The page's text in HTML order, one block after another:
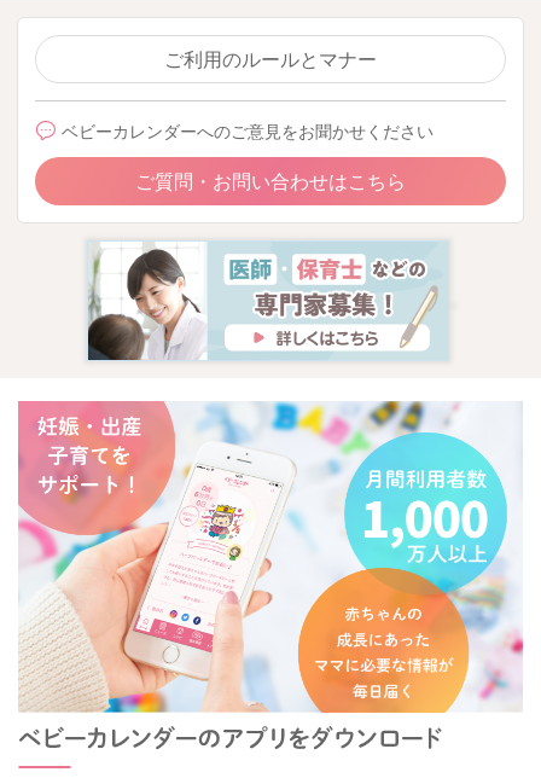
ご利用のルールとマナー
ベビーカレンダーへのご意見をお聞かせください
ご質問・お問い合わせはこちら